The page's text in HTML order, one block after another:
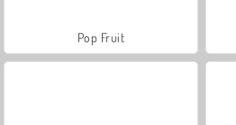
Pop Fruit